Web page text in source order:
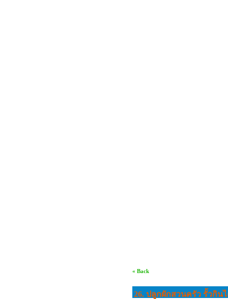
« Back
26. ปลูกผักสวนครัว รั้วกิน